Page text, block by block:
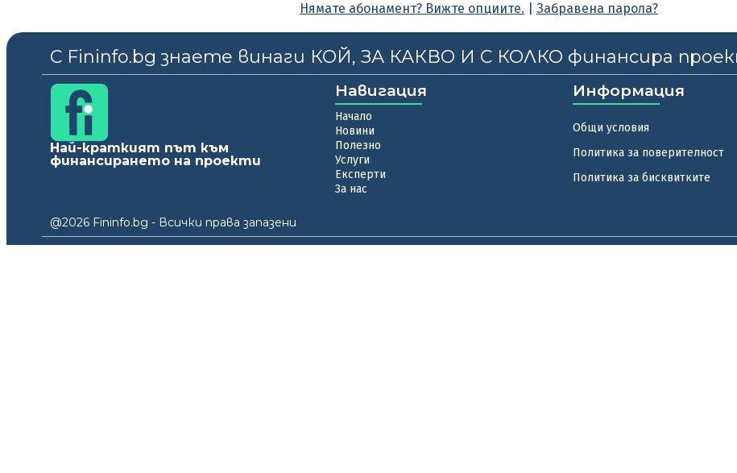
Нямате абонамент? Вижте опциите. Забравена парола?
С Fininfo.bg знаете винаги КОЙ, ЗА КАКВО И С КОЛКО финансира
Най-краткият път към
финансирането на проекти
Навигация
Начало
Новини
Полезно
Услуги
Експерти
За нас
Информация
Общи условия
Политика за поверителност
Политика за бисквитките
@2026 Fininfo.bg - Всички права запазени